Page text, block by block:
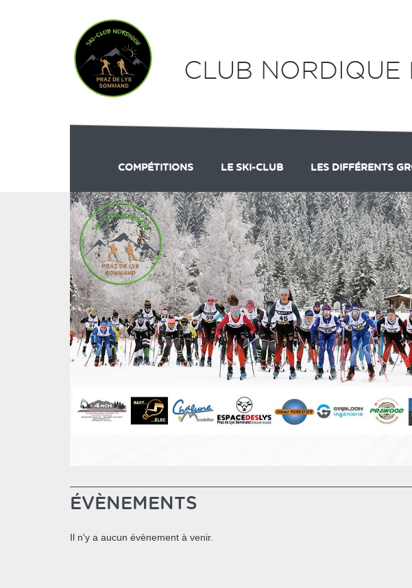
CLUB NORDIQUE
COMPÉTITIONS
GRAND PRIX DU MARCELLY RÉSULTATS GP DU
LE SKI-CLUB
PRÉSENTATION PARTENAIRES
LES DIFFÉRENTS
CLUB PRÉ
ÉVÈNEMENTS
Il n'y a aucun évènement à venir.